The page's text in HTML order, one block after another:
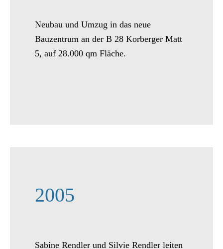
Neubau und Umzug in das neue
Bauzentrum an der B 28 Korberger Matt
5, auf 28.000 qm Fläche.
2005
Sabine Rendler und Silvie Rendler leiten